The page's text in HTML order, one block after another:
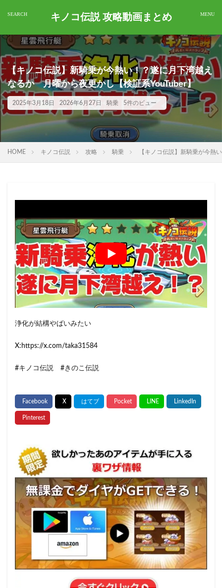
キノコ伝説 攻略動画まとめ
【キノコ伝説】新騎乗が今熱い！？遂に月下湾越え
なるか 月曜から夜更かし【検証系YouTuber】
2025年3月18日 2026年6月27日 騎乗 5件のビュー
HOME キノコ伝説 攻略 騎乗 【キノコ伝説】新騎乗が今熱
浄化が結構やばいみたい
X:https://x.com/taka31584
#キノコ伝説 #きのこ伝説